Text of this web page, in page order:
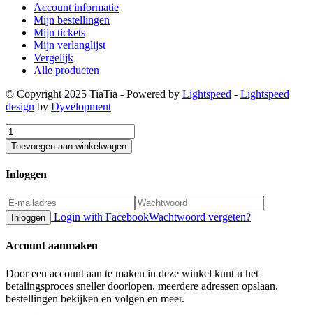
Account informatie
Mijn bestellingen
Mijn tickets
Mijn verlanglijst
Vergelijk
Alle producten
© Copyright 2025 TiaTia - Powered by Lightspeed - Lightspeed
design by Dyvelopment
Toevoegen aan winkelwagen
Inloggen
Inloggen Login with FacebookWachtwoord vergeten?
Account aanmaken
Door een account aan te maken in deze winkel kunt u het
betalingsproces sneller doorlopen, meerdere adressen opslaan,
bestellingen bekijken en volgen en meer.